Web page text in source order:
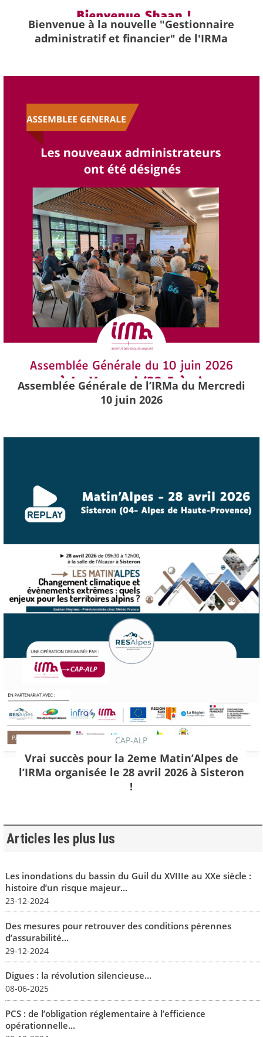
Bienvenue à la nouvelle "Gestionnaire
administratif et financier" de l'IRMa
Assemblée Générale de l’IRMa du Mercredi
10 juin 2026
CAP-ALP
Vrai succès pour la 2eme Matin’Alpes de
l’IRMa organisée le 28 avril 2026 à Sisteron
!
Articles les plus lus
Les inondations du bassin du Guil du XVIIIe au XXe siècle :
histoire d’un risque majeur...
23-12-2024
Des mesures pour retrouver des conditions pérennes
d’assurabilité...
29-12-2024
Digues : la révolution silencieuse...
08-06-2025
PCS : de l’obligation réglementaire à l’efficience
opérationnelle...